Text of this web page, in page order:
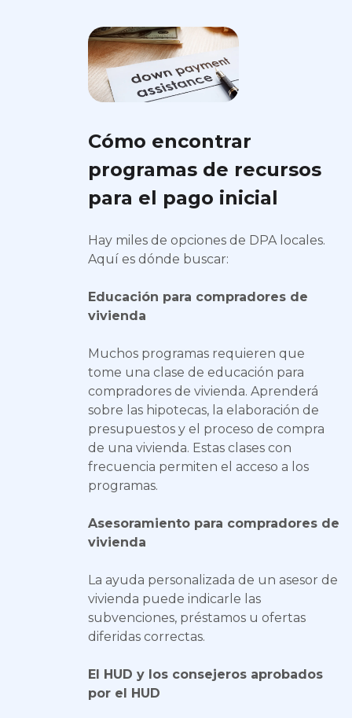
Cómo encontrar
programas de recursos
para el pago inicial
Hay miles de opciones de DPA locales.
Aquí es dónde buscar:
Educación para compradores de
vivienda
Muchos programas requieren que
tome una clase de educación para
compradores de vivienda. Aprenderá
sobre las hipotecas, la elaboración de
presupuestos y el proceso de compra
de una vivienda. Estas clases con
frecuencia permiten el acceso a los
programas.
Asesoramiento para compradores de
vivienda
La ayuda personalizada de un asesor de
vivienda puede indicarle las
subvenciones, préstamos u ofertas
diferidas correctas.
El HUD y los consejeros aprobados
por el HUD